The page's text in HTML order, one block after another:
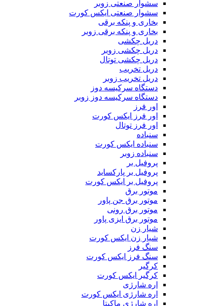
سشوار صنعتی زوبر
سشوار صنعتی ایکس کورت
بخاری و پنکه برقی
بخاری و پنکه برقی زوبر
دریل چکشی
دریل چکشی زوبر
دریل چکشی توتال
دریل تخریب
دریل تخریب زوبر
دستگاه سرکیسه دوز
دستگاه سرکیسه دوز زوبر
اور فرز
اور فرز ایکس کورت
اور فرز توتال
سنباده
سنباده ایکس کورت
سنباده زوبر
پروفیل بر
پروفیل بر پارکساید
پروفیل بر ایکس کورت
موتور برق
موتور برق جن پاور
موتور برق رونی
موتور برق ایزی پاور
شیار زن
شیار زن ایکس کورت
سنگ فرز
سنگ فرز ایکس کورت
کرگیر
کرگیر ایکس کورت
اره شارژی
اره شارژی ایکس کورت
اره شارژی ماکیتا